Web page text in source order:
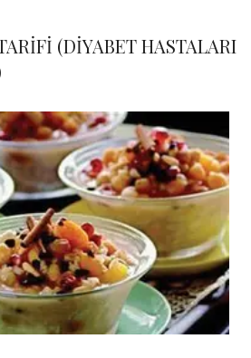
(DİYABET HASTALARI